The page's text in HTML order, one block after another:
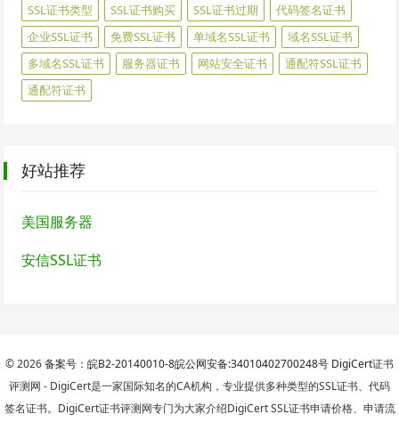
SSL证书类型
SSL证书购买 SSL证书过期
代码签名证书
企业SSL证书
免费SSL证书 单域名SSL证书
域名SSL证书
多域名SSL证书
服务器证书 网站安全证书
通配符SSL证书
通配符证书
好站推荐
美国服务器
安信SSL证书
© 2026备案号：皖B2-20140010-8皖公网安备:34010402700248号 DigiCert证书
评测网 - DigiCert是一家国际知名的CA机构，专业提供多种类型的SSL证书、代码
签名证书。DigiCert证书评测网专门为大家介绍DigiCert SSL证书申请价格、申请流